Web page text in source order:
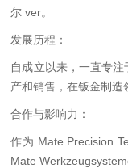
尔 ver。
发展历程：
自成立以来，一直专
产和销售，在钣金制造
合作与影响力：
作为 Mate Precision
Mate